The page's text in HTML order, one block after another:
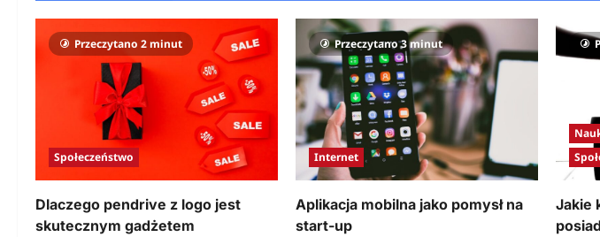
Przeczytano 2 minut
Społeczeństwo
Dlaczego pendrive z logo jest
skutecznym gadżetem
Przeczytano 3 minut
Internet
Aplikacja mobilna jako pomysł na
start-up
Jakie